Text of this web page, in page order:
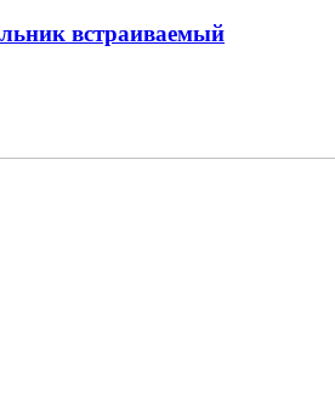
встраиваемый